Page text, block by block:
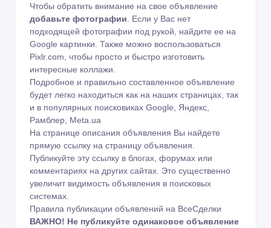
Чтобы обратить внимание на свое объявление
добавьте фотографии . Если у Вас нет
подходящей фотографии под рукой, найдите ее на
Google картинки . Также можно воспользоваться
Pixlr.com , чтобы просто и быстро изготовить
интересные коллажи.
Подробное и правильно составленное объявление
будет легко находиться как на наших страницах, так
и в популярных поисковиках Google, Яндекс,
Рамблер, Meta.ua
На странице описания объявления Вы найдете
прямую ссылку на страницу объявления.
Публикуйте эту ссылку в блогах, форумах или
комментариях на других сайтах. Это существенно
увеличит видимость объявления в поисковых
системах.
Правила публикации объявлений на ВсеСделки
ВАЖНО! Не публикуйте одинаковое объявление